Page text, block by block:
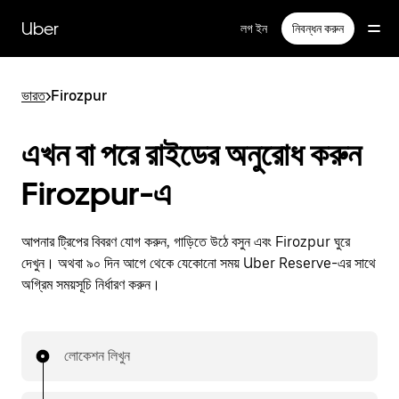
প্রধান
বিষয়সূচিতে
Uber লগ ইন নিবন্ধন করুন
ভারত>Firozpur
এখন বা পরে রাইডের অনুরোধ করুন
Firozpur-এ
আপনার ট্রিপের বিবরণ যোগ করুন, গাড়িতে উঠে বসুন এবং Firozpur ঘুরে
দেখুন। অথবা ৯০ দিন আগে থেকে যেকোনো সময় Uber Reserve-এর সাথে
অগ্রিম সময়সূচি নির্ধারণ করুন।
লোকেশন লিখুন